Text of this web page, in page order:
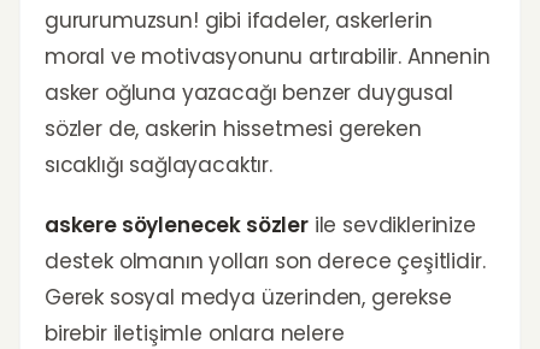
gururumuzsun! gibi ifadeler, askerlerin
moral ve motivasyonunu artırabilir. Annenin
asker oğluna yazacağı benzer duygusal
sözler de, askerin hissetmesi gereken
sıcaklığı sağlayacaktır.
askere söylenecek sözlerile sevdiklerinize
destek olmanın yolları son derece çeşitlidir.
Gerek sosyal medya üzerinden, gerekse
birebir iletişimle onlara nelere